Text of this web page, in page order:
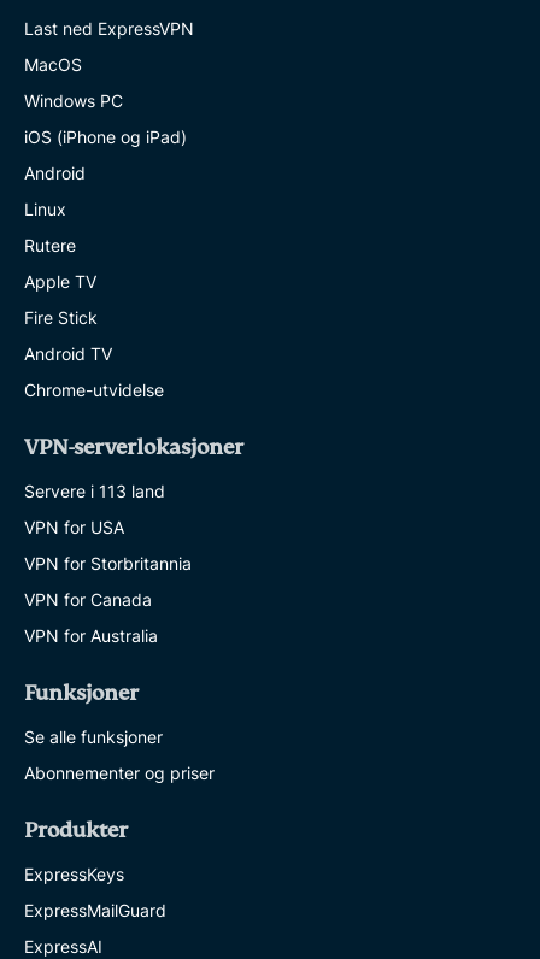
Last ned ExpressVPN
MacOS
Windows PC
iOS (iPhone og iPad)
Android
Linux
Rutere
Apple TV
Fire Stick
Android TV
Chrome-utvidelse
VPN-serverlokasjoner
Servere i 113 land
VPN for USA
VPN for Storbritannia
VPN for Canada
VPN for Australia
Funksjoner
Se alle funksjoner
Abonnementer og priser
Produkter
ExpressKeys
ExpressMailGuard
ExpressAI